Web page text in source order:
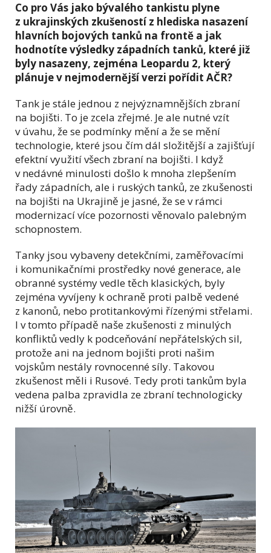
Co pro Vás jako bývalého tankistu plyne
z ukrajinských zkušeností z hlediska nasazení
hlavních bojových tanků na frontě a jak
hodnotíte výsledky západních tanků, které již
byly nasazeny, zejména Leopardu 2, který
plánuje v nejmodernější verzi pořídit AČR?
Tank je stále jednou z nejvýznamnějších zbraní
na bojišti. To je zcela zřejmé. Je ale nutné vzít
v úvahu, že se podmínky mění a že se mění
technologie, které jsou čím dál složitější a zajišťují
efektní využití všech zbraní na bojišti. I když
v nedávné minulosti došlo k mnoha zlepšením
řady západních, ale i ruských tanků, ze zkušenosti
na bojišti na Ukrajině je jasné, že se v rámci
modernizací více pozornosti věnovalo palebným
schopnostem.
Tanky jsou vybaveny detekčními, zaměřovacími
i komunikačními prostředky nové generace, ale
obranné systémy vedle těch klasických, byly
zejména vyvíjeny k ochraně proti palbě vedené
z kanonů, nebo protitankovými řízenými střelami.
I v tomto případě naše zkušenosti z minulých
konfliktů vedly k podceňování nepřátelských sil,
protože ani na jednom bojišti proti našim
vojskům nestály rovnocenné síly. Takovou
zkušenost měli i Rusové. Tedy proti tankům byla
vedena palba zpravidla ze zbraní technologicky
nižší úrovně.